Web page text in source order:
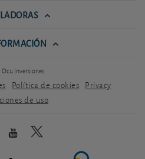
Inversiones
Política de cookies Privacy
de uso